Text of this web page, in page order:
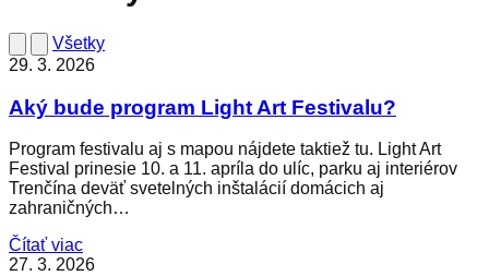
Všetky
29. 3. 2026
Aký bude program Light Art Festivalu?
Program festivalu aj s mapou nájdete taktiež tu. Light Art
Festival prinesie 10. a 11. apríla do ulíc, parku aj interiérov
Trenčína deväť svetelných inštalácií domácich aj
zahraničných…
Čítať viac
27. 3. 2026